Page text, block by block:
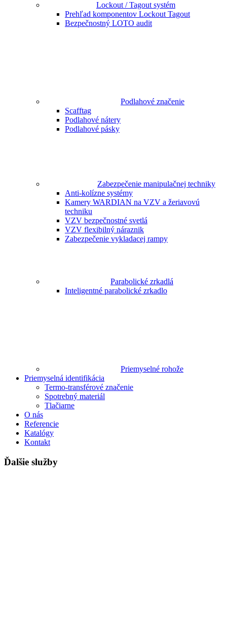
Lockout / Tagout systém
Prehľad komponentov Lockout Tagout
Bezpečnostný LOTO audit
Podlahové značenie
Scafftag
Podlahové nátery
Podlahové pásky
Zabezpečenie manipulačnej techniky
Anti-kolízne systémy
Kamery WARDIAN na VZV a žeriavovú
techniku
VZV bezpečnostné svetlá
VZV flexibilný náraznik
Zabezpečenie vykladacej rampy
Parabolické zrkadlá
Inteligentné parabolické zrkadlo
Priemyselné rohože
Priemyselná identifikácia
Termo-transférové značenie
Spotrebný materiál
Tlačiarne
O nás
Referencie
Katalógy
Kontakt
Ďalšie služby